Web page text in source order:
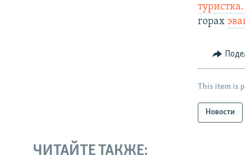
горах
This item is
Новости
ЧИТАЙТЕ ТАКЖЕ: